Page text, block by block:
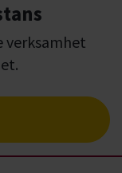
verksamhet